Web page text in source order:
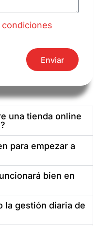
Enviar
una tienda online
para empezar a
bien en
la gestión diaria de